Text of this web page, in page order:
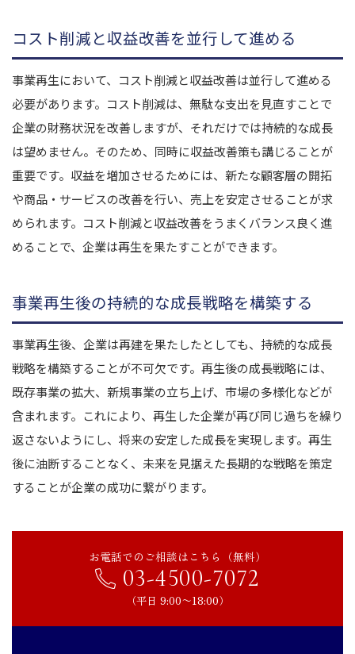
コスト削減と収益改善を並行して進める
事業再生において、コスト削減と収益改善は並行して進める
必要があります。コスト削減は、無駄な支出を見直すことで
企業の財務状況を改善しますが、それだけでは持続的な成長
は望めません。そのため、同時に収益改善策も講じることが
重要です。収益を増加させるためには、新たな顧客層の開拓
や商品・サービスの改善を行い、売上を安定させることが求
められます。コスト削減と収益改善をうまくバランス良く進
めることで、企業は再生を果たすことができます。
事業再生後の持続的な成長戦略を構築する
事業再生後、企業は再建を果たしたとしても、持続的な成長
戦略を構築することが不可欠です。再生後の成長戦略には、
既存事業の拡大、新規事業の立ち上げ、市場の多様化などが
含まれます。これにより、再生した企業が再び同じ過ちを繰り
返さないようにし、将来の安定した成長を実現します。再生
後に油断することなく、未来を見据えた長期的な戦略を策定
することが企業の成功に繋がります。
お電話でのご相談はこちら（無料）
03-4500-7072
（平日 9:00〜18:00）